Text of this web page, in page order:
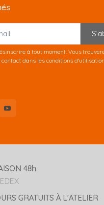
à tout moment. Vous
dans les conditions
48h
GRATUITS À L'ATELIER